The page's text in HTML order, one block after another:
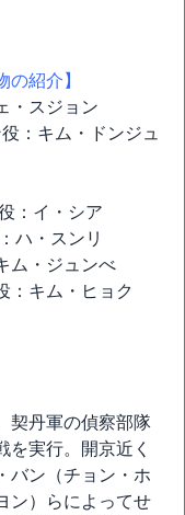
の紹介】
・スジョン
：キム・ドンジュ
：イ・シア
ハ・スンリ
ム・ジュンべ
：キム・ヒョク
契丹軍の偵察部隊
を実行。開京近く
バン（チョン・ホ
ン）らによってせ